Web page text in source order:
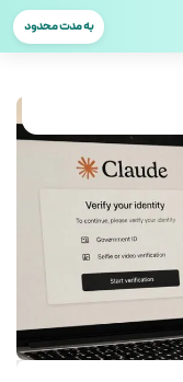
به مدت محدود